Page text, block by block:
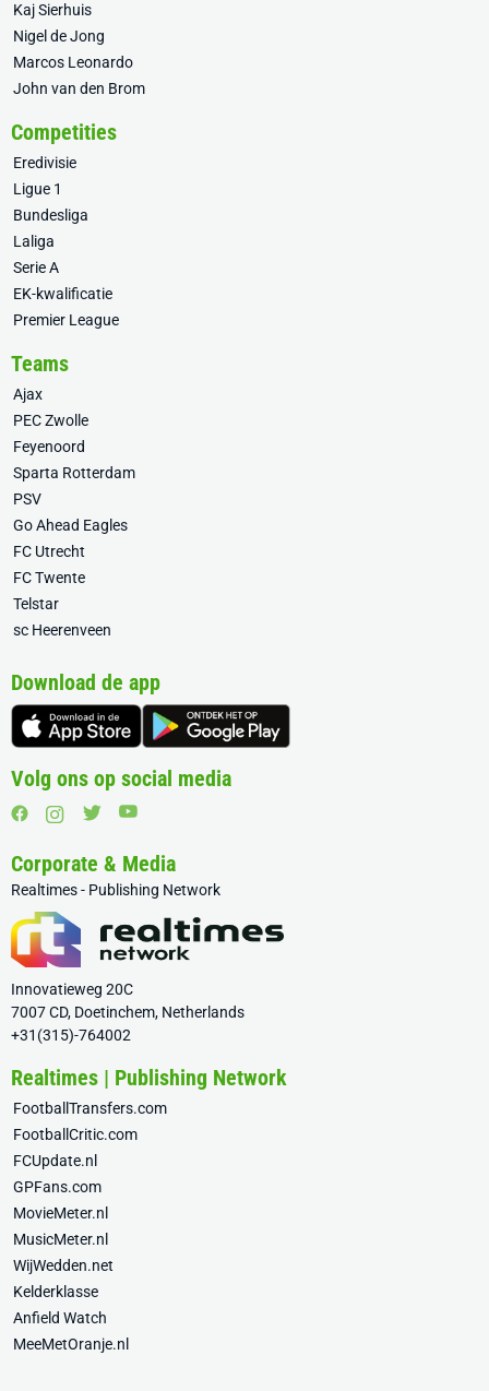
Kaj Sierhuis
Nigel de Jong
Marcos Leonardo
John van den Brom
Competities
Eredivisie
Ligue 1
Bundesliga
Laliga
Serie A
EK-kwalificatie
Premier League
Teams
Ajax
PEC Zwolle
Feyenoord
Sparta Rotterdam
PSV
Go Ahead Eagles
FC Utrecht
FC Twente
Telstar
sc Heerenveen
Download de app
Volg ons op social media
Corporate & Media
Realtimes - Publishing Network
Innovatieweg 20C
7007 CD, Doetinchem, Netherlands
+31(315)-764002
Realtimes | Publishing Network
FootballTransfers.com
FootballCritic.com
FCUpdate.nl
GPFans.com
MovieMeter.nl
MusicMeter.nl
WijWedden.net
Kelderklasse
Anfield Watch
MeeMetOranje.nl